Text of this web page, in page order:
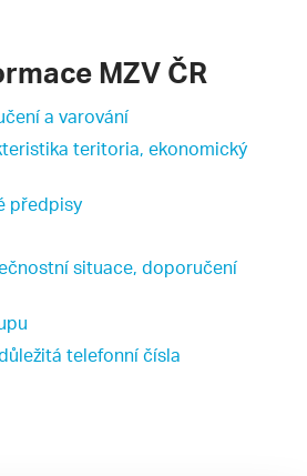
MZV ČR
a varování
teritoria, ekonomický
předpisy
situace, doporučení
telefonní čísla